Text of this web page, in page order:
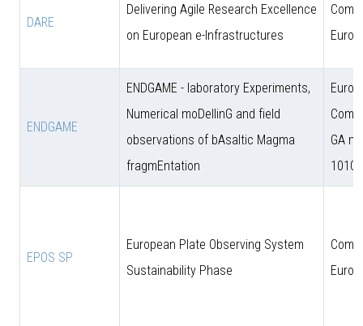
DARE
Delivering Agile Research Excellence
on European e-Infrastructures
ENDGAME
ENDGAME - laboratory Experiments,
Numerical moDellinG and field
observations of bAsaltic Magma
fragmEntation
GA n.
EPOS SP
European Plate Observing System
Sustainability Phase